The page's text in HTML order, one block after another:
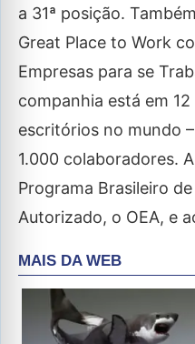
a 31ª posição.
Great Place to Work
Empresas para se
companhia está em
escritórios no mundo
1.000 colaboradores.
Programa Brasileiro
Autorizado, o OEA, e